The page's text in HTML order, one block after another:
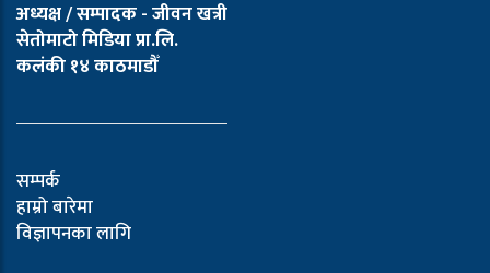
अध्यक्ष / सम्पादक - जीवन खत्री
सेतोमाटो मिडिया प्रा.लि.
कलंकी १४ काठमाडौँ
सम्पर्क
हाम्रो बारेमा
विज्ञापनका लागि